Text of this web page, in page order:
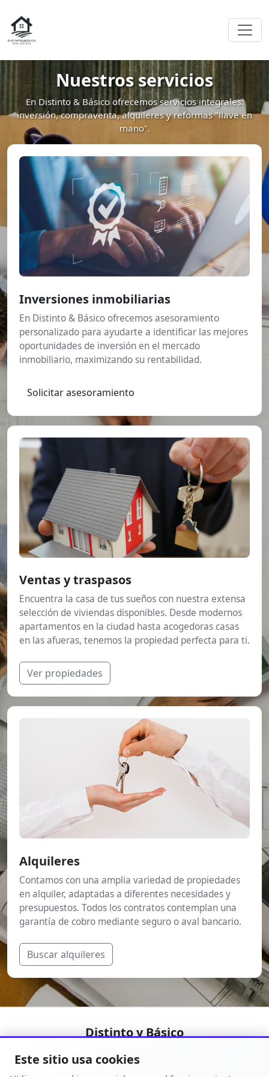
Nuestros servicios
En Distinto & Básico ofrecemos servicios integrales:
inversión, compraventa, alquileres y reformas "llave en
mano".
Inversiones inmobiliarias
En Distinto & Básico ofrecemos asesoramiento
personalizado para ayudarte a identificar las mejores
oportunidades de inversión en el mercado
inmobiliario, maximizando su rentabilidad.
Solicitar asesoramiento
Ventas y traspasos
Encuentra la casa de tus sueños con nuestra extensa
selección de viviendas disponibles. Desde modernos
apartamentos en la ciudad hasta acogedoras casas
en las afueras, tenemos la propiedad perfecta para ti.
Ver propiedades
Alquileres
Contamos con una amplia variedad de propiedades
en alquiler, adaptadas a diferentes necesidades y
presupuestos. Todos los contratos contemplan una
garantía de cobro mediante seguro o aval bancario.
Buscar alquileres
Distinto y Básico
info@distintoybasico.com
Este sitio usa cookies